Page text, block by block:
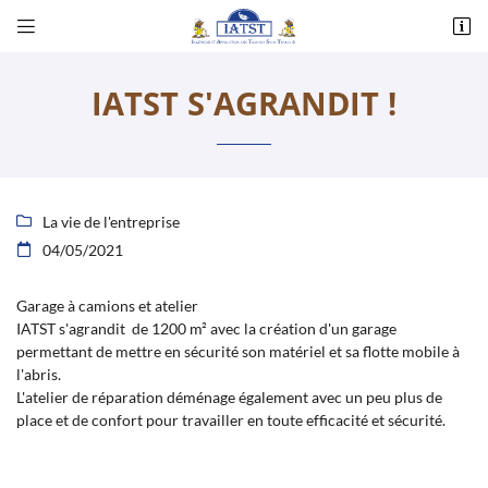
 
Corlay d’en Haut - 14, rue des Essards
02 54 31 00 48
 Adresse email de réception
 Recopier le code ci-contre
IATST S'AGRANDIT !
 La vie de l'entreprise
 04/05/2021
Garage à camions et atelier
IATST s'agrandit de 1200 m² avec la création d'un garage
permettant de mettre en sécurité son matériel et sa flotte mobile à
l'abris.
L'atelier de réparation déménage également avec un peu plus de
place et de confort pour travailler en toute efficacité et sécurité.